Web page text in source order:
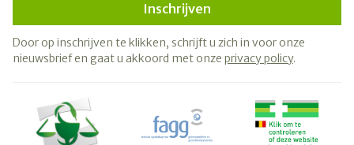
Inschrijven
Door op inschrijven te klikken, schrijft u zich in voor onze
nieuwsbrief en gaat u akkoord met onze privacy policy.